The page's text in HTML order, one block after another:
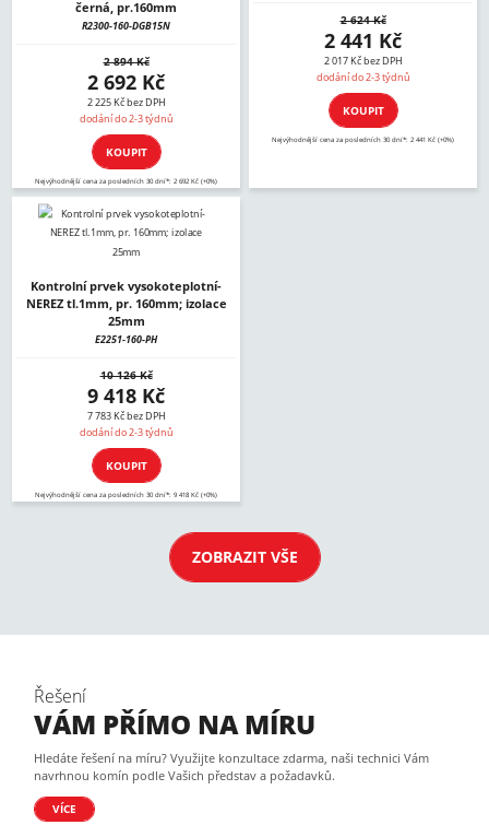
černá, pr.160mm
R2300-160-DGB15N
2 894 Kč
2 692 Kč
2 225 Kč bez DPH
dodání do 2-3 týdnů
KOUPIT
Nejvýhodnější cena za posledních 30 dní*: 2 692 Kč (+0%)
2 624 Kč
2 441 Kč
2 017 Kč bez DPH
dodání do 2-3 týdnů
KOUPIT
Nejvýhodnější cena za posledních 30 dní*: 2 441 Kč (+0%)
Kontrolní prvek vysokoteplotní-
NEREZ tl.1mm, pr. 160mm; izolace
25mm
E2251-160-PH
10 126 Kč
9 418 Kč
7 783 Kč bez DPH
dodání do 2-3 týdnů
KOUPIT
Nejvýhodnější cena za posledních 30 dní*: 9 418 Kč (+0%)
ZOBRAZIT VŠE
Řešení
VÁM PŘÍMO NA MÍRU
Hledáte řešení na míru? Využijte konzultace zdarma, naši technici Vám
navrhnou komín podle Vašich představ a požadavků.
VÍCE